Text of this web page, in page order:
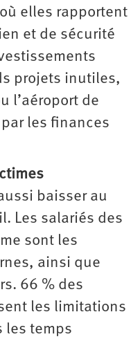
elles rapportent
et de sécurité
projets inutiles,
l’aéroport de
les finances
baisser au
Les salariés des
sont les
ainsi que
66 % des
les limitations
les temps